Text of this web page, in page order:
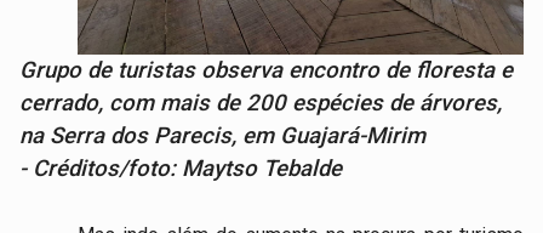
Grupo de turistas observa encontro de floresta e
cerrado, com mais de 200 espécies de árvores,
na Serra dos Parecis, em Guajará-Mirim
- Créditos/foto: Maytso Tebalde